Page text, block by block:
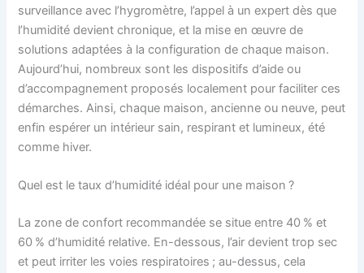
surveillance avec l’hygromètre, l’appel à un expert dès que
l’humidité devient chronique, et la mise en œuvre de
solutions adaptées à la configuration de chaque maison.
Aujourd’hui, nombreux sont les dispositifs d’aide ou
d’accompagnement proposés localement pour faciliter ces
démarches. Ainsi, chaque maison, ancienne ou neuve, peut
enfin espérer un intérieur sain, respirant et lumineux, été
comme hiver.
Quel est le taux d’humidité idéal pour une maison ?
La zone de confort recommandée se situe entre 40 % et
60 % d’humidité relative. En-dessous, l’air devient trop sec
et peut irriter les voies respiratoires ; au-dessus, cela